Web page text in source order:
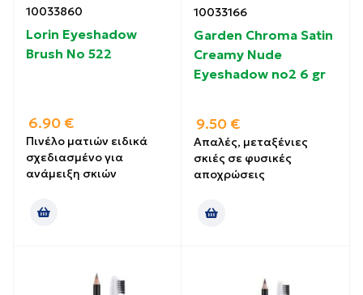
10033860
Lorin Eyeshadow
Brush Νο 522
6.90 €
Πινέλο ματιών ειδικά
σχεδιασμένο για
ανάμειξη σκιών
10033166
Garden Chroma Satin
Creamy Nude
Eyeshadow no2 6 gr
9.50 €
Απαλές, μεταξένιες
σκιές σε φυσικές
αποχρώσεις